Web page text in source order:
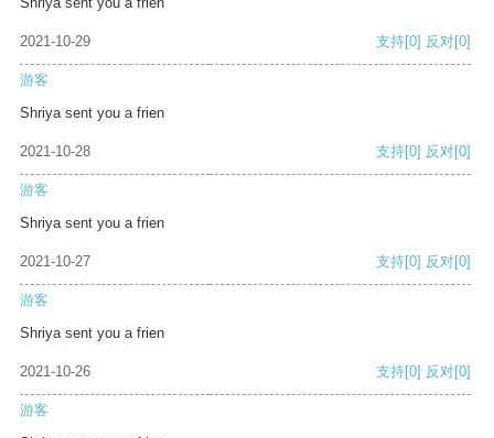
2021-10-29 支持[0] 反对[0]
游客
Shriya sent you a frien
2021-10-28 支持[0] 反对[0]
游客
Shriya sent you a frien
2021-10-27 支持[0] 反对[0]
游客
Shriya sent you a frien
2021-10-26 支持[0] 反对[0]
游客